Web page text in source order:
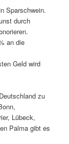
Sparschwein.
durch
an die
Geld wird
zu
Lübeck,
Palma gibt es